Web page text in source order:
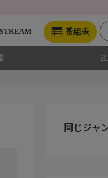
番組表
設
同じジャ